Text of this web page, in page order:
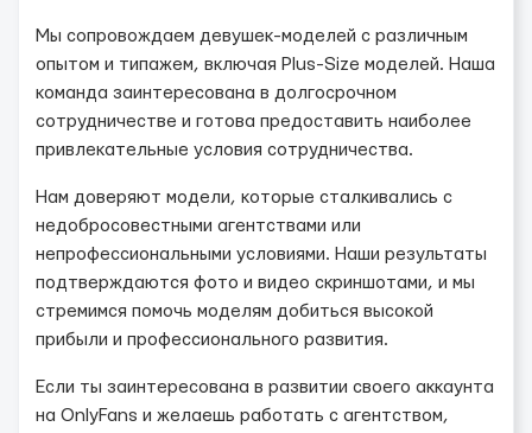
Мы сопровождаем девушек-моделей с различным
опытом и типажем, включая Plus-Size моделей. Наша
команда заинтересована в долгосрочном
сотрудничестве и готова предоставить наиболее
привлекательные условия сотрудничества.
Нам доверяют модели, которые сталкивались с
недобросовестными агентствами или
непрофессиональными условиями. Наши результаты
подтверждаются фото и видео скриншотами, и мы
стремимся помочь моделям добиться высокой
прибыли и профессионального развития.
Если ты заинтересована в развитии своего аккаунта
на OnlyFans и желаешь работать с агентством,